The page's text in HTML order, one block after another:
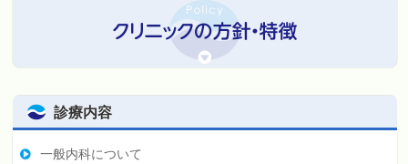
診療内容
一般内科について